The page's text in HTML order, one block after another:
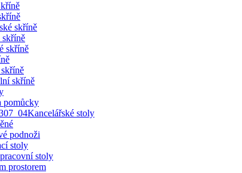
skříně
skříně
skříně
skříně
pomůcky
Kancelářské stoly
podnoži
stoly
stoly
prostorem